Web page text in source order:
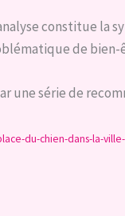
constitue la
de bien-
une série de
du-chien-dans-la-